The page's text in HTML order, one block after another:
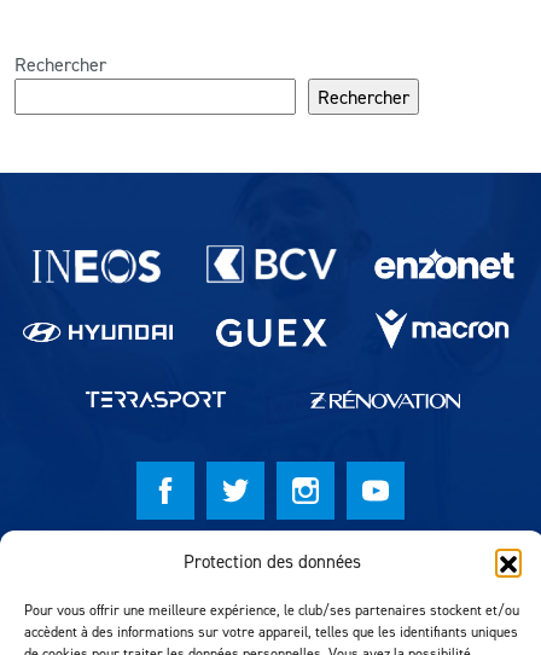
Protection des données
Pour vous offrir une meilleure expérience, le club/ses partenaires stockent et/ou
accèdent à des informations sur votre appareil, telles que les identifiants uniques
Rechercher
Rechercher
Partenaires du lausanne-Sport
© Lausanne Sport Football Club 2026
Réalisation MTM Agency